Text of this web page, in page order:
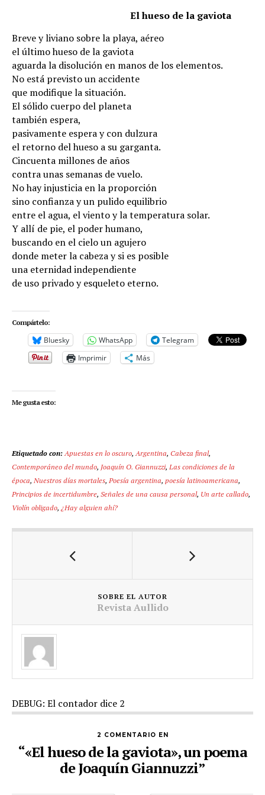
El hueso de la gaviota
Breve y liviano sobre la playa, aéreo
el último hueso de la gaviota
aguarda la disolución en manos de los elementos.
No está previsto un accidente
que modifique la situación.
El sólido cuerpo del planeta
también espera,
pasivamente espera y con dulzura
el retorno del hueso a su garganta.
Cincuenta millones de años
contra unas semanas de vuelo.
No hay injusticia en la proporción
sino confianza y un pulido equilibrio
entre el agua, el viento y la temperatura solar.
Y allí de pie, el poder humano,
buscando en el cielo un agujero
donde meter la cabeza y si es posible
una eternidad independiente
de uso privado y esqueleto eterno.
Compártelo:
Bluesky WhatsApp
Telegram
Imprimir
Más
Me gusta esto:
Etiquetado con: Apuestas en lo oscuro, Argentina, Cabeza final,
Contemporáneo del mundo, Joaquín O. Giannuzzi, Las condiciones de la
época, Nuestros días mortales, Poesía argentina, poesía latinoamericana,
Principios de incertidumbre, Señales de una causa personal, Un arte callado,
Violín obligado, ¿Hay alguien ahí?
SOBRE EL AUTOR
Revista Aullido
DEBUG: El contador dice 2
2 COMENTARIO EN
“«El hueso de la gaviota», un poema
de Joaquín Giannuzzi”